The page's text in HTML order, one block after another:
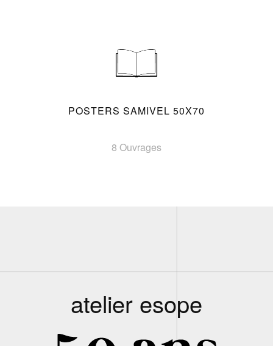
POSTERS SAMIVEL 50X70
8 Ouvrages
atelier esope